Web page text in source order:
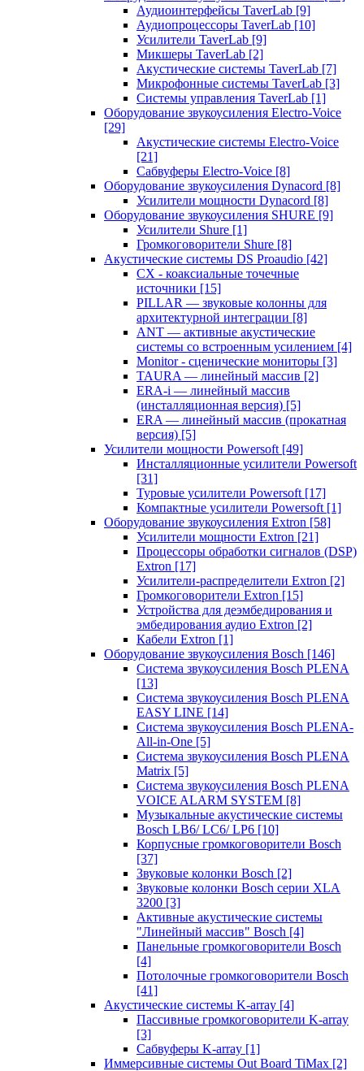
Аудиоинтерфейсы TaverLab [9]
Аудиопроцессоры TaverLab [10]
Усилители TaverLab [9]
Микшеры TaverLab [2]
Акустические системы TaverLab [7]
Микрофонные системы TaverLab [3]
Системы управления TaverLab [1]
Оборудование звукоусиления Electro-Voice
[29]
Акустические системы Electro-Voice
[21]
Сабвуферы Electro-Voice [8]
Оборудование звукоусиления Dynacord [8]
Усилители мощности Dynacord [8]
Оборудование звукоусиления SHURE [9]
Усилители Shure [1]
Громкоговорители Shure [8]
Акустические системы DS Proaudio [42]
CX - коаксиальные точечные
источники [15]
PILLAR — звуковые колонны для
архитектурной интеграции [8]
ANT — активные акустические
системы со встроенным усилением [4]
Monitor - сценические мониторы [3]
TAURA — линейный массив [2]
ERA-i — линейный массив
(инсталляционная версия) [5]
ERA — линейный массив (прокатная
версия) [5]
Усилители мощности Powersoft [49]
Инсталляционные усилители Powersoft
[31]
Туровые усилители Powersoft [17]
Компактные усилители Powersoft [1]
Оборудование звукоусиления Extron [58]
Усилители мощности Extron [21]
Процессоры обработки сигналов (DSP)
Extron [17]
Усилители-распределители Extron [2]
Громкоговорители Extron [15]
Устройства для деэмбедирования и
эмбедирования аудио Extron [2]
Кабели Extron [1]
Оборудование звукоусиления Bosch [146]
Система звукоусиления Bosch PLENA
[13]
Система звукоусиления Bosch PLENA
EASY LINE [14]
Система звукоусиления Bosch PLENA-
All-in-One [5]
Система звукоусиления Bosch PLENA
Matrix [5]
Система звукоусиления Bosch PLENA
VOICE ALARM SYSTEM [8]
Музыкальные акустические системы
Bosch LB6/ LC6/ LP6 [10]
Корпусные громкоговорители Bosch
[37]
Звуковые колонки Bosch [2]
Звуковые колонки Bosch серии XLA
3200 [3]
Активные акустические системы
"Линейный массив" Bosch [4]
Панельные громкоговорители Bosch
[4]
Потолочные громкоговорители Bosch
[41]
Акустические системы K-array [4]
Пассивные громкоговорители K-array
[3]
Сабвуферы K-array [1]
Иммерсивные системы Out Board TiMax [2]